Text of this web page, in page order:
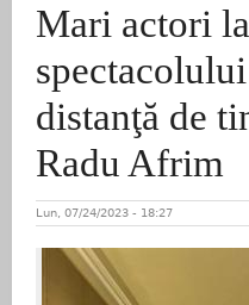
Mari actori
distanţă de
Radu Afrim
Lun, 07/24/2023 - 18:27